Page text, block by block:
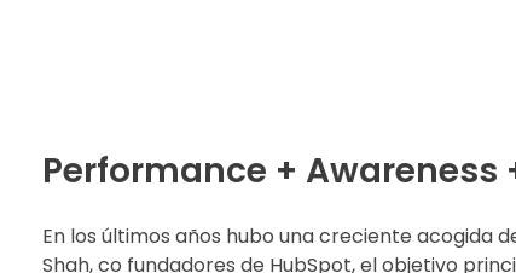
Performance +
En los últimos años hubo una creciente acogida
Shah, co fundadores de HubSpot, el objetivo